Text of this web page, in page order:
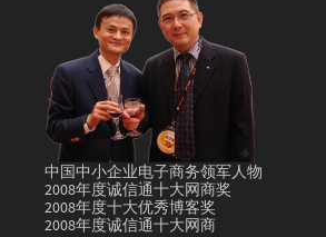
中国中小企业电子商务领军人物
2008年度诚信通十大网商奖
2008年度十大优秀博客奖
2008年度诚信通十大网商